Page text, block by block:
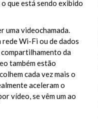
que está sendo exibido
uma videochamada.
rede Wi-Fi ou de dados
da
também estão
cada vez mais o
aceleram o
vídeo, se vêm um ao